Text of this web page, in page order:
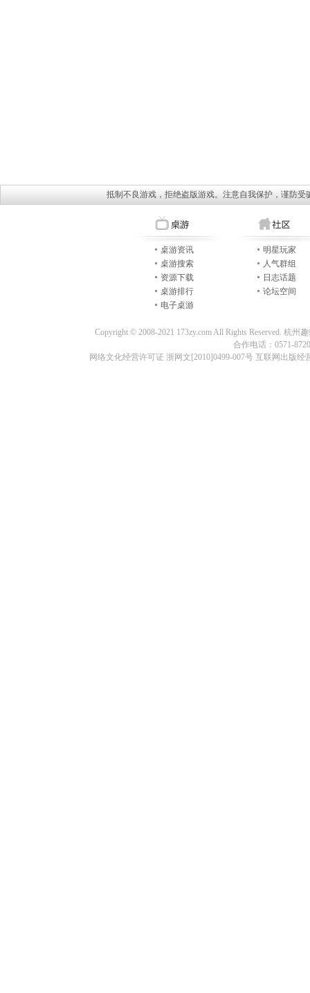
抵制不良游戏，拒绝盗版游戏。注意自我保护，谨防
桌游资讯
桌游搜索
资源下载
桌游排行
电子桌游
明星玩家
人气群组
日志话题
论坛空间
Copyright © 2008-2021 173zy.com All Rights Reserved. 杭
合作电话：0571-
网络文化经营许可证 浙网文[2010]0499-007号 互联网出版